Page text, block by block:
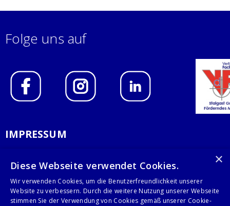
Folge uns auf
IMPRESSUM
AGB
KONTAKT
×
Diese Webseite verwendet Cookies.
Wir verwenden Cookies, um die Benutzerfreundlichkeit unserer
Website zu verbessern. Durch die weitere Nutzung unserer Webseite
stimmen Sie der Verwendung von Cookies gemäß unserer Cookie-